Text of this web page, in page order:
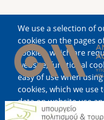
We use a selection of
cookies on the pages
cookies, which are
website; functional
easy of use when
cookies, which we use
data on website use
cookies, which are
Image
Image